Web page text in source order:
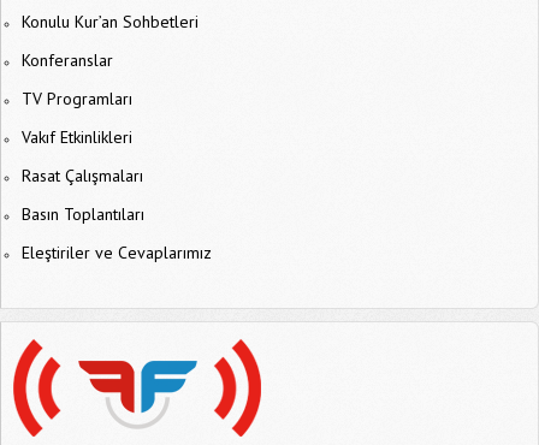
Konulu Kur’an Sohbetleri
Konferanslar
TV Programları
Vakıf Etkinlikleri
Rasat Çalışmaları
Basın Toplantıları
Eleştiriler ve Cevaplarımız